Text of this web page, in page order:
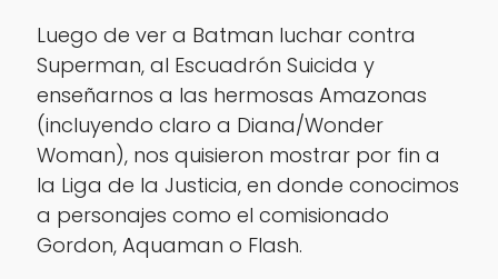
Luego de ver a Batman luchar contra
Superman, al Escuadrón Suicida y
enseñarnos a las hermosas Amazonas
(incluyendo claro a Diana/Wonder
Woman), nos quisieron mostrar por fin a
la Liga de la Justicia, en donde conocimos
a personajes como el comisionado
Gordon, Aquaman o Flash.